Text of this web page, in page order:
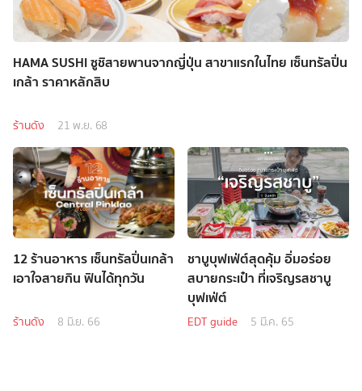
HAMA SUSHI ซูชิสายพานจากญี่ปุ่น สาขาแรกในไทย เซ็นทรัลปิ่น
เกล้า ราคาหลักสิบ
ร้านดัง 21 พ.ย. 68
12 ร้านอาหาร เซ็นทรัลปิ่นเกล้า
เอาใจสายกิน ฟินได้ทุกวัน
ร้านดัง 8 มิ.ย. 66
ชาบูบุฟเฟ่ต์สุดคุ้ม อิ่มอร่อย
สบายกระเป๋า ที่เจริญรสชาบู
บุฟเฟ่ต์
EDT guide 5 มี.ค. 65